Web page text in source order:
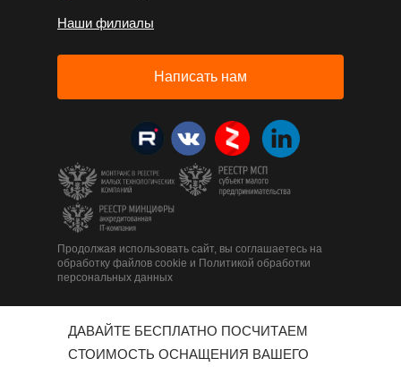
Наши филиалы
Написать нам
Продолжая использовать сайт, вы соглашаетесь на
обработку файлов cookie и Политикой обработки
персональных данных
ДАВАЙТЕ БЕСПЛАТНО ПОСЧИТАЕМ
СТОИМОСТЬ ОСНАЩЕНИЯ ВАШЕГО